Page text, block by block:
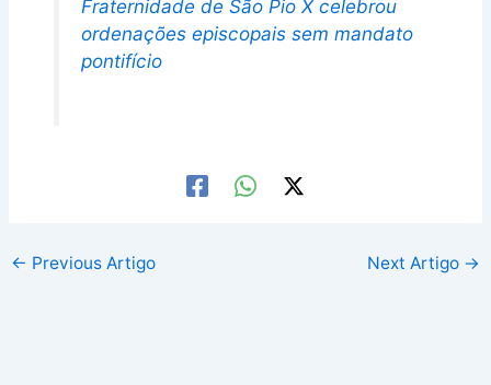
Fraternidade de São Pio X celebrou
ordenações episcopais sem mandato
pontifício
← Previous Artigo Next Artigo →